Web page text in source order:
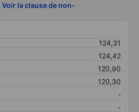
Voir la clause de non-
124,31
124,42
120,90
120,30
-
-